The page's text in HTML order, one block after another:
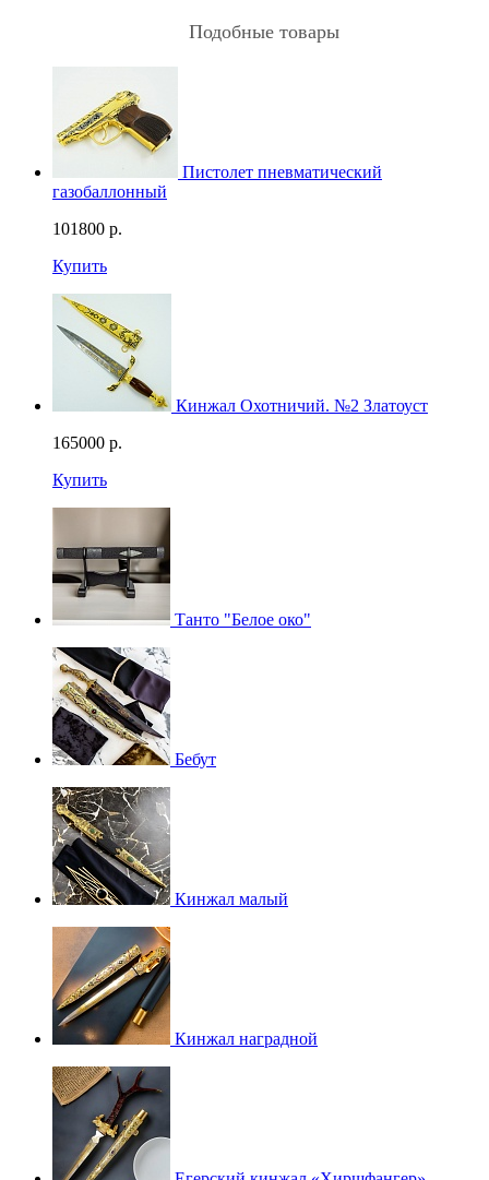
Подобные товары
Пистолет пневматический
газобаллонный
101800 р.
Купить
Кинжал Охотничий. №2 Златоуст
165000 р.
Купить
Танто "Белое око"
Бебут
Кинжал малый
Кинжал наградной